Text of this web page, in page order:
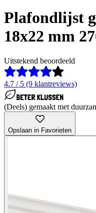
Plafondlijst
18x22 mm
Uitstekend beoordeeld
4.7 / 5 (9 klantreviews)
(Deels) gemaakt met
Opslaan in Favorieten